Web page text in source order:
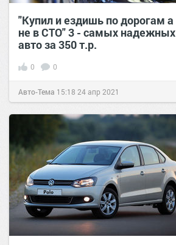
"Купил и ездишь по дорогам а
не в СТО" 3 - самых надежных
авто за 350 т.р.
0 0
Авто-Тема 15:18 24 апр 2021